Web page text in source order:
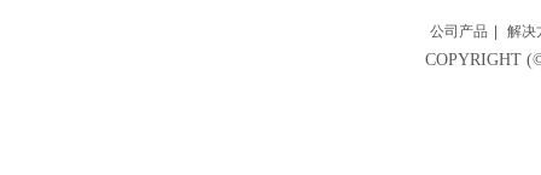
公司产品 解决
COPYRIGHT